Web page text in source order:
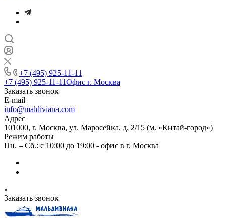
+7 (495) 925-11-11
+7 (495) 925-11-11Офис г. Москва
Заказать звонок
E-mail
info@maldiviana.com
Адрес
101000, г. Москва, ул. Маросейка, д. 2/15 (м. «Китай-город»)
Режим работы
Пн. – Сб.: с 10:00 до 19:00 - офис в г. Москва
Заказать звонок